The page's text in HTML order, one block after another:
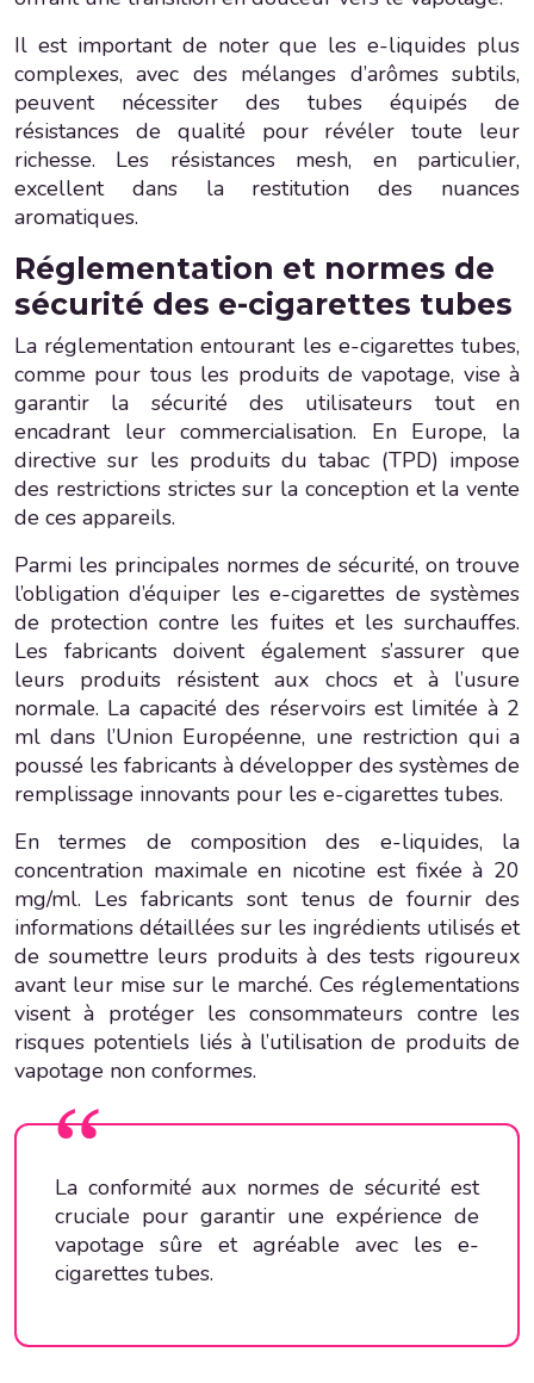
Il est important de noter que les e-liquides plus
complexes, avec des mélanges d’arômes subtils,
peuvent nécessiter des tubes équipés de
résistances de qualité pour révéler toute leur
richesse. Les résistances mesh, en particulier,
excellent dans la restitution des nuances
aromatiques.
Réglementation et normes de
sécurité des e-cigarettes tubes
La réglementation entourant les e-cigarettes tubes,
comme pour tous les produits de vapotage, vise à
garantir la sécurité des utilisateurs tout en
encadrant leur commercialisation. En Europe, la
directive sur les produits du tabac (TPD) impose
des restrictions strictes sur la conception et la vente
de ces appareils.
Parmi les principales normes de sécurité, on trouve
l’obligation d’équiper les e-cigarettes de systèmes
de protection contre les fuites et les surchauffes.
Les fabricants doivent également s’assurer que
leurs produits résistent aux chocs et à l’usure
normale. La capacité des réservoirs est limitée à 2
ml dans l’Union Européenne, une restriction qui a
poussé les fabricants à développer des systèmes de
remplissage innovants pour les e-cigarettes tubes.
En termes de composition des e-liquides, la
concentration maximale en nicotine est fixée à 20
mg/ml. Les fabricants sont tenus de fournir des
informations détaillées sur les ingrédients utilisés et
de soumettre leurs produits à des tests rigoureux
avant leur mise sur le marché. Ces réglementations
visent à protéger les consommateurs contre les
risques potentiels liés à l’utilisation de produits de
vapotage non conformes.
La conformité aux normes de sécurité est
cruciale pour garantir une expérience de
vapotage sûre et agréable avec les e-
cigarettes tubes.